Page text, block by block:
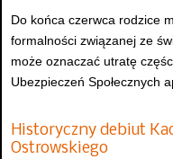
Do końca czerwca rodzice
formalności związanej ze
może oznaczać utratę
Ubezpieczeń Społecznych
Historyczny debiut
Ostrowskiego